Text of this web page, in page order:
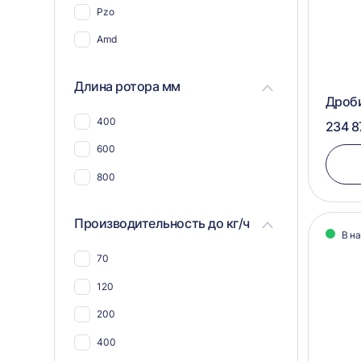
пластмассы
Для пнд
Для угля
Для арболита
Pzo
Amd
Длина ротора мм
400
600
800
Производительность до кг/ч
70
120
200
400
234
В